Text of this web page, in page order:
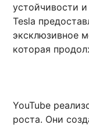
устойчивости
Tesla
эксклюзивное
которая
YouTube
роста. Они